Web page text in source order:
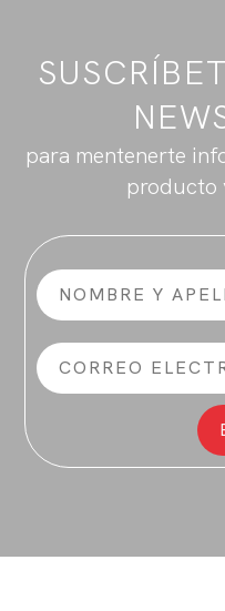
para mentenerte
producto